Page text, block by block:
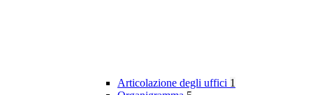
Articolazione degli uffici 1